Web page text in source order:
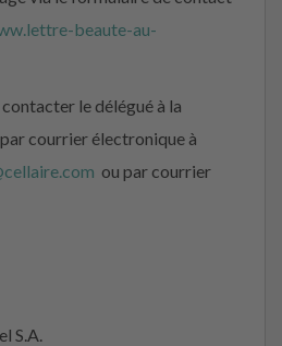
beaute-au-
le délégué à la
courrier électronique à
ou par courrier
S.A.